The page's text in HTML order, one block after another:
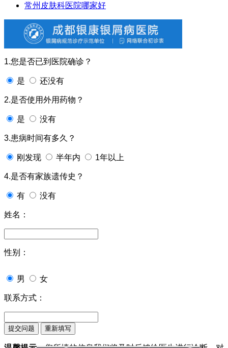
常州皮肤科医院哪家好
1.您是否已到医院确诊？
是 还没有
2.是否使用外用药物？
是 没有
3.患病时间有多久？
刚发现 半年内 1年以上
4.是否有家族遗传史？
有 没有
姓名：
性别：
男 女
联系方式：